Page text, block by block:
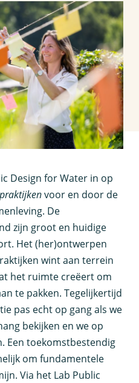
Design for Water in op
voor en door de
De
zijn groot en huidige
Het (her)ontwerpen
wint aan terrein
het ruimte creëert om
te pakken. Tegelijkertijd
pas echt op gang als we
bekijken en we op
Een toekomstbestendig
om fundamentele
Via het Lab Public